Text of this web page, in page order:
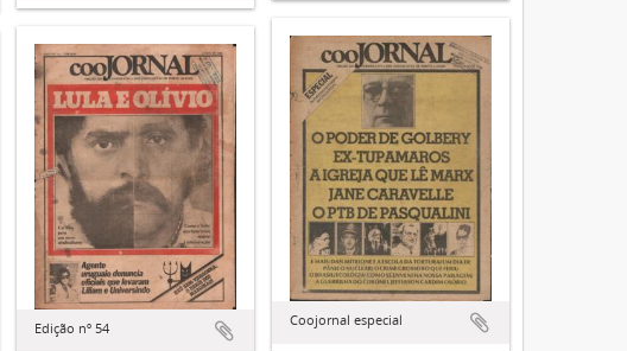
Coojornal especial
Edição nº 54